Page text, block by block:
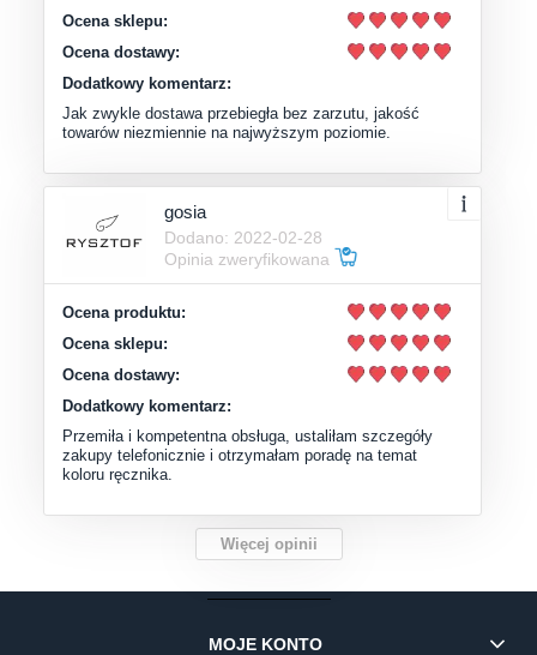
Ocena sklepu:
Ocena dostawy:
Dodatkowy komentarz:
Jak zwykle dostawa przebiegła bez zarzutu, jakość
towarów niezmiennie na najwyższym poziomie.
gosia
Dodano: 2022-02-28
Opinia zweryfikowana
Ocena produktu:
Ocena sklepu:
Ocena dostawy:
Dodatkowy komentarz:
Przemiła i kompetentna obsługa, ustaliłam szczegóły
zakupy telefonicznie i otrzymałam poradę na temat
koloru ręcznika.
Więcej opinii
MOJE KONTO